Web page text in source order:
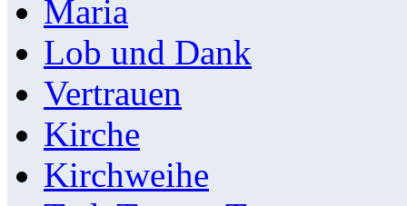
Maria
Lob und Dank
Vertrauen
Kirche
Kirchweihe